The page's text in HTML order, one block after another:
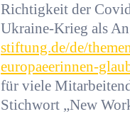
Richtigkeit der
Ukraine-Krieg als
stiftung.de/de/
europaeerinnen-
für viele
Stichwort „New